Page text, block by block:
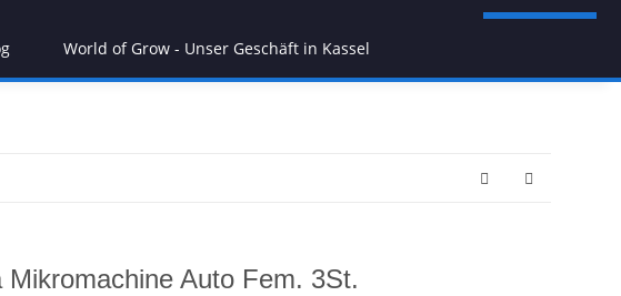
World of Grow - Unser Geschäft in Kassel
Mikromachine Auto Fem. 3St.